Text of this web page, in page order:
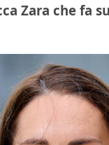
Zara che fa